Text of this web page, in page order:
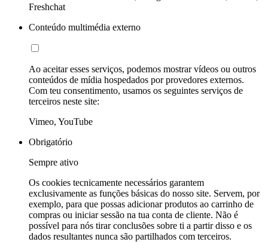
Freshchat
Conteúdo multimédia externo
Ao aceitar esses serviços, podemos mostrar vídeos ou outros
conteúdos de mídia hospedados por provedores externos.
Com teu consentimento, usamos os seguintes serviços de
terceiros neste site:
Vimeo, YouTube
Obrigatório
Sempre ativo
Os cookies tecnicamente necessários garantem
exclusivamente as funções básicas do nosso site. Servem, por
exemplo, para que possas adicionar produtos ao carrinho de
compras ou iniciar sessão na tua conta de cliente. Não é
possível para nós tirar conclusões sobre ti a partir disso e os
dados resultantes nunca são partilhados com terceiros.